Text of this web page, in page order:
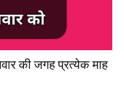
की जगह प्रत्येक माह